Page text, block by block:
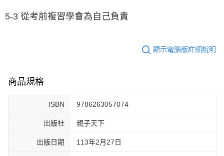
5-3 從考前複習學會為自己負責
顯示電腦版詳細說明
商品規格
ISBN 9786263057074
出版社 親子天下
出版日期 113年2月27日